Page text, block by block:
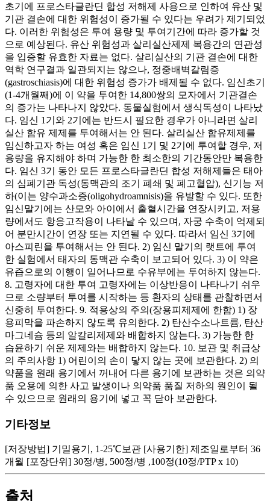
초기에 프로스타글란딘 합성 저해제 사용으로 인하여 유산 및
기관 결손에 대한 위험성이 증가될 수 있다는 우려가 제기되었
다. 이러한 위험성은 투여 용량 및 투여기간에 따라 증가할 것
으로 예상된다. 유산 위험성과 살리실산제제 복용간의 연관성
을 입증할 유효한 자료는 없다. 살리실산의 기관 결손에 대한
역학 연구결과 일관되지는 않으나, 정중배벽갈림증
(gastroschiasis)에 대한 위험성 증가가 배제될 수 없다. 임신초기
(1-4개월째)에 이 약을 투여한 14,800쌍의 모자에서 기관결손
의 증가는 나타나지 않았다. 동물실험에서 생식독성이 나타났
다. 임신 1기와 2기에는 반드시 필요한 경우가 아니라면 살리
실산 함유 제제를 투여해서는 안 된다. 살리실산 함유제제를
임신하고자 하는 여성 혹은 임신 1기 및 2기에 투여할 경우, 저
용량을 유지해야 하며 가능한 한 최소한의 기간동안만 복용한
다. 임신 3기 동안 모든 프로스타글란딘 합성 저해제들은 태아
의 심폐기관 독성(동맥관의 조기 폐쇄 및 폐고혈압), 신기능 저
하(이는 양수과소증(oligohydroamnisis)을 유발할 수 있다. 또한
임신말기에는 산모와 아이에서 출혈시간을 연장시키고, 저용
량에서도 항응고작용이 나타날 수 있으며, 자궁 수축이 억제되
어 분만시간이 연장 또는 지연될 수 있다. 따라서 임신 3기에
아스피린을 투여해서는 안 된다. 2) 임신 말기의 랫트에 투여
한 실험에서 태자의 동맥관 수축이 보고되어 있다. 3) 이 약은
유즙으로의 이행이 일어나므로 수유부에는 투여하지 않는다.
8. 고령자에 대한 투여 고령자에는 이상반응이 나타나기 쉬우
므로 소량부터 투여를 시작하는 등 환자의 상태를 관찰하면서
신중히 투여한다. 9. 적용상의 주의(장용피제제에 한함) 1) 장
용피막을 파손하지 않도록 유의한다. 2) 탄산수소나트륨, 탄산
마그네슘 등의 알칼리제제와 배합하지 않는다. 3) 가능한 한
습윤하기 쉬운 제제와는 배합하지 않는다. 10. 보관 및 취급상
의 주의사항 1) 어린이의 손이 닿지 않는 곳에 보관한다. 2) 의
약품을 원래 용기에서 꺼내어 다른 용기에 보관하는 것은 의약
품 오용에 의한 사고 발생이나 의약품 품질 저하의 원인이 될
수 있으므로 원래의 용기에 넣고 꼭 닫아 보관한다.
기타정보
[저장방법] 기밀용기, 1-25℃보관 [사용기한] 제조일로부터 36
개월 [포장단위] 30정/병, 500정/병 ,100정(10정/PTP x 10)
출처